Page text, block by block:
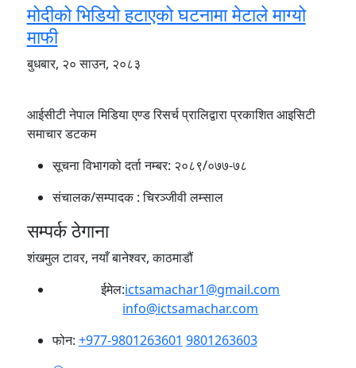
मोदीको भिडियो हटाएको घटनामा मेटाले माग्यो
माफी
बुधबार, २० साउन, २०८३
आईसीटी नेपाल मिडिया एण्ड रिसर्च प्रालिद्वारा प्रकाशित आइसिटी
समाचार डटकम
सूचना विभागको दर्ता नम्बर: २०८९/०७७-७८
संचालक/सम्पादक :चिरञ्जीवी लम्साल
सम्पर्क ठेगाना
शंखमुल टावर, नयाँ बानेश्वर, काठमाडौं
ईमेल:ictsamachar1@gmail.com
info@ictsamachar.com
फोन: +977-9801263601 9801263603